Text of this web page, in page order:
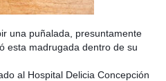
una puñalada, presuntamente
esta madrugada dentro de su
al Hospital Delicia Concepción